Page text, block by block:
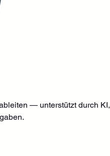
— unterstützt durch KI,